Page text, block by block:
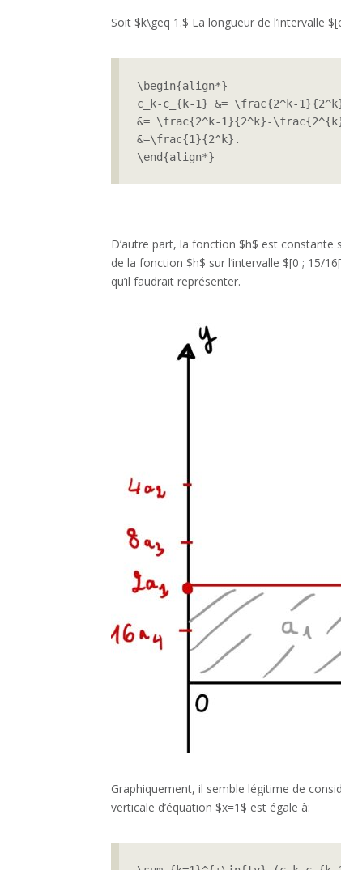
Soit $k\geq 1.$ La longueur de l’intervalle
\begin{align*}
c_k-c_{k-1} &= \frac{2^k-
&= \frac{2^k-1}{2^k}-
&=\frac{1}{2^k}.
\end{align*}
D’autre part, la fonction $h$ est constante
de la fonction $h$ sur l’intervalle $[0 ; 15/
qu’il faudrait représenter.
Graphiquement, il semble légitime de
verticale d’équation $x=1$ est égale à: